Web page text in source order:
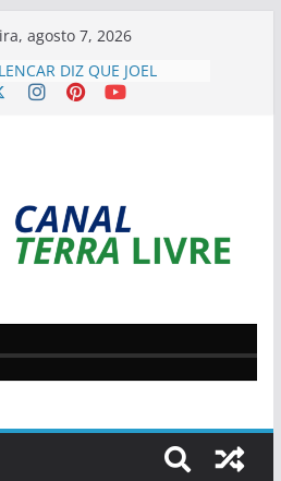
agosto 7, 2026
DIZ QUE JOEL
REPRESENTA
DESAFIOS DA GESTÃO
ELOGIA JOEL
” JÁ ESTOU COM
É MUITO MELHOR DO QUE
NA ZONA SUDESTE
anuncia